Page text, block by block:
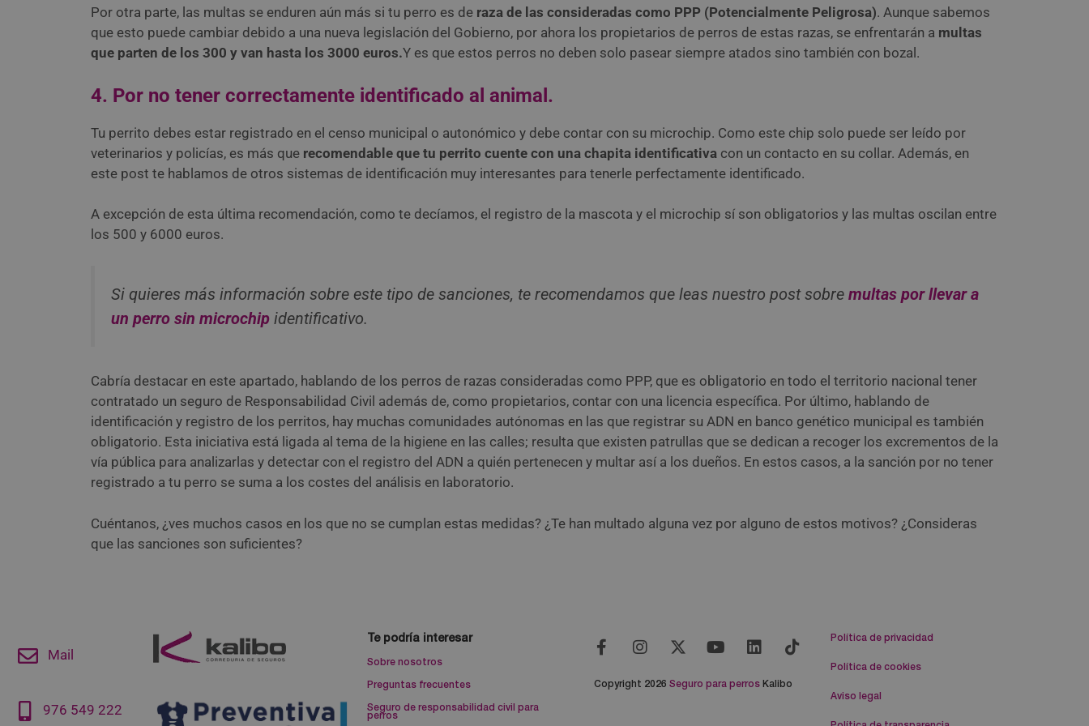
Por otra parte, las multas se enduren aún más si tu perro es de raza de las consideradas como PPP (Potencialmente Peligrosa). Aunque sabemos
que esto puede cambiar debido a una nueva legislación del Gobierno, por ahora los propietarios de perros de estas razas, se enfrentarán a multas
que parten de los 300 y van hasta los 3000 euros.Y es que estos perros no deben solo pasear siempre atados sino también con bozal.
4. Por no tener correctamente identificado al animal.
Tu perrito debes estar registrado en el censo municipal o autonómico y debe contar con su microchip. Como este chip solo puede ser leído por
veterinarios y policías, es más que recomendable que tu perrito cuente con una chapita identificativa con un contacto en su collar. Además, en
este post te hablamos de otros sistemas de identificación muy interesantes para tenerle perfectamente identificado.
A excepción de esta última recomendación, como te decíamos, el registro de la mascota y el microchip sí son obligatorios y las multas oscilan entre
los 500 y 6000 euros.
Si quieres más información sobre este tipo de sanciones, te recomendamos que leas nuestro post sobre multas por llevar a
un perro sin microchip identificativo.
Cabría destacar en este apartado, hablando de los perros de razas consideradas como PPP, que es obligatorio en todo el territorio nacional tener
contratado un seguro de Responsabilidad Civil además de, como propietarios, contar con una licencia específica. Por último, hablando de
identificación y registro de los perritos, hay muchas comunidades autónomas en las que registrar su ADN en banco genético municipal es también
obligatorio. Esta iniciativa está ligada al tema de la higiene en las calles; resulta que existen patrullas que se dedican a recoger los excrementos de la
vía pública para analizarlas y detectar con el registro del ADN a quién pertenecen y multar así a los dueños. En estos casos, a la sanción por no tener
registrado a tu perro se suma a los costes del análisis en laboratorio.
Cuéntanos, ¿ves muchos casos en los que no se cumplan estas medidas? ¿Te han multado alguna vez por alguno de estos motivos? ¿Consideras
que las sanciones son suficientes?
Mail
976 549 222
Te podría interesar
Sobre nosotros
Preguntas frecuentes
Seguro de responsabilidad civil para
perros
Copyright 2026 Seguro para perrosKalibo
Política de privacidad
Política de cookies
Aviso legal